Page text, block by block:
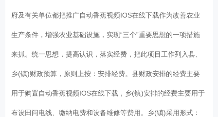
府及有关单位都把推广自动香蕉视频IOS在线下载作为改善农业
生产条件，增强农业基础设施，实现“三个”重要思想的一项措施
来抓。统一思想，提高认识，落实经费，把此项目工作列入县、
乡(镇)财政预算，原则上按：安排经费。县财政安排的经费主要
用于购置自动香蕉视频IOS在线下载，乡(镇)安排的经费主要用于
布设田问电线、缴纳电费和设备维修等费用。乡(镇)采用形式：